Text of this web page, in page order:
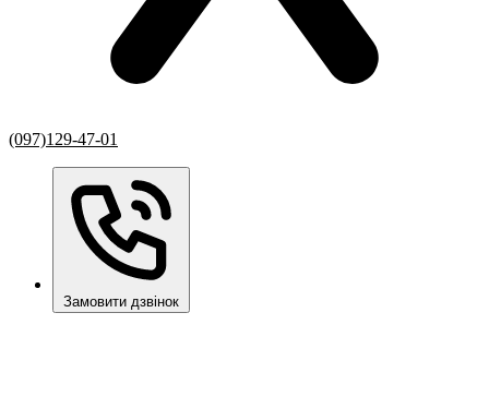
(097)129-47-01
Замовити дзвінок